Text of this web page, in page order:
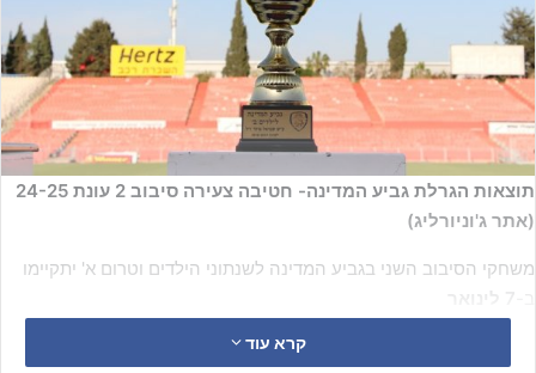
תוצאות הגרלת גביע המדינה- חטיבה צעירה סיבוב 2 עונת 24-25
(אתר ג'וניורליג)
משחקי הסיבוב השני בגביע המדינה לשנתוני הילדים וטרום א' יתקיימו
https://bit.ly/3DdZ2g0
קרא עוד